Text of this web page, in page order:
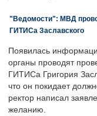
"Ведомости": МВД
ГИТИСа Заславского
Появилась
органы проводят
ГИТИСа Григория
что он покидает
ректор написал
желанию.